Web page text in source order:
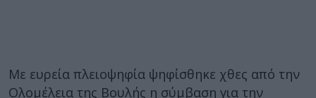
Mε ευρεία πλειοψηφία ψηφίσθηκε χθες από την
Ολομέλεια της Βουλής η σύμβαση για την